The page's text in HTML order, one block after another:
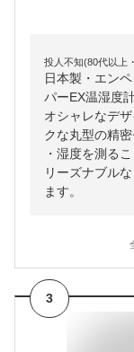
投人不知(80代以上
日本製・エン
パーEX温湿度
オシャレなデ
クな丸型の精
・湿度を測る
リーズナブル
ます。
3